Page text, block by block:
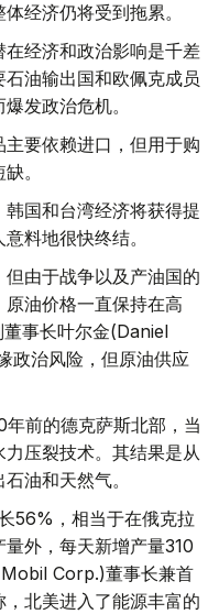
经济仍将受到拖累。
经济和政治影响是千差
油输出国和欧佩克成员
发政治危机。
要依赖进口，但用于购
。
国和台湾经济将获得提
料地很快终结。
由于战争以及产油国的
油价格一直保持在高
事长叶尔金(Daniel
政治风险，但原油供应
前的德克萨斯北部，当
压裂技术。其结果是从
油和天然气。
56%，相当于在俄克拉
外，每天新增产量310
Corp.)董事长兼首
北美进入了能源丰富的